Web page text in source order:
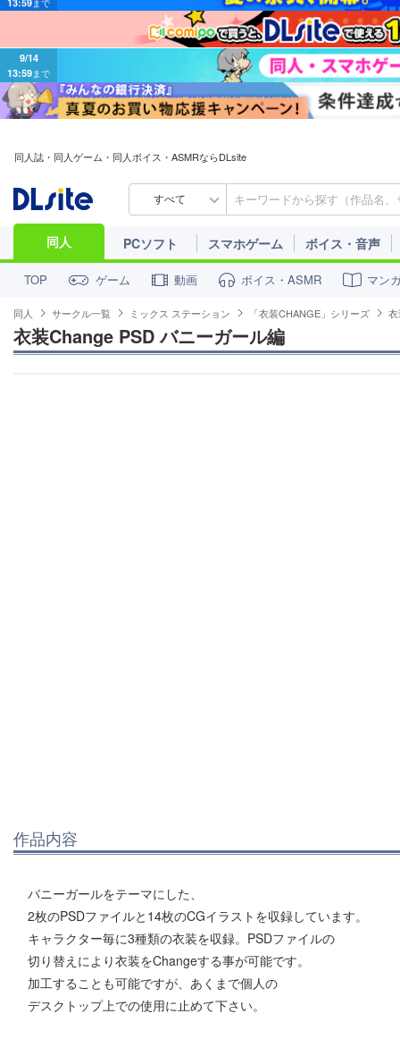
9/14
13:59まで
同人誌・同人ゲーム・同人ボイス・ASMRならDLsite
すべて
同人 PCソフト スマホゲーム ボイス・音声
TOP ゲーム 動画 ボイス・ASMR マン
同人 サークル一覧 ミックス ステーション 「衣装CHANGE」シリーズ
衣装Change PSD バニーガール編
作品内容
バニーガールをテーマにした、
2枚のPSDファイルと14枚のCGイラストを収録しています。
キャラクター毎に3種類の衣装を収録。PSDファイルの
切り替えにより衣装をChangeする事が可能です。
加工することも可能ですが、あくまで個人の
デスクトップ上での使用に止めて下さい。